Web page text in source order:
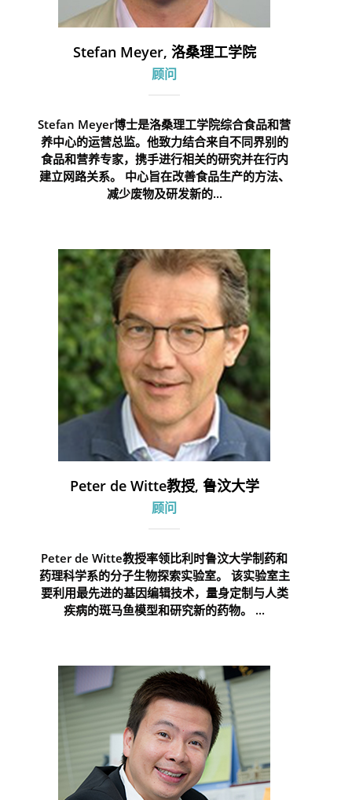
Stefan Meyer, 洛桑理工学院
顾问
Stefan Meyer博士是洛桑理工学院综合食品和营
养中心的运营总监。他致力结合来自不同界别的
食品和营养专家，携手进行相关的研究并在行内
建立网路关系。 中心旨在改善食品生产的方法、
减少废物及研发新的...
Peter de Witte教授, 鲁汶大学
顾问
Peter de Witte教授率领比利时鲁汶大学制药和
药理科学系的分子生物探索实验室。 该实验室主
要利用最先进的基因编辑技术，量身定制与人类
疾病的斑马鱼模型和研究新的药物。 ...